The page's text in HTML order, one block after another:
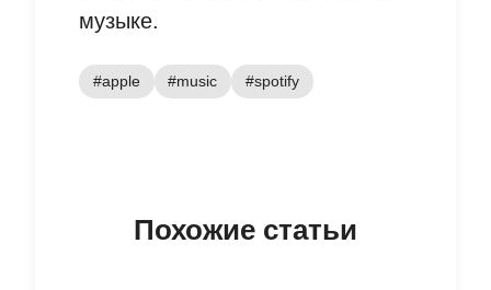
музыке.
#apple #music #spotify
Похожие статьи